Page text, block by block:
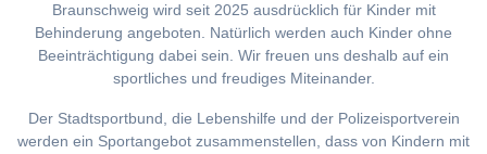
Braunschweig wird seit 2025 ausdrücklich für Kinder mit
Behinderung angeboten. Natürlich werden auch Kinder ohne
Beeinträchtigung dabei sein. Wir freuen uns deshalb auf ein
sportliches und freudiges Miteinander.
Der Stadtsportbund, die Lebenshilfe und der Polizeisportverein
werden ein Sportangebot zusammenstellen, dass von Kindern mit